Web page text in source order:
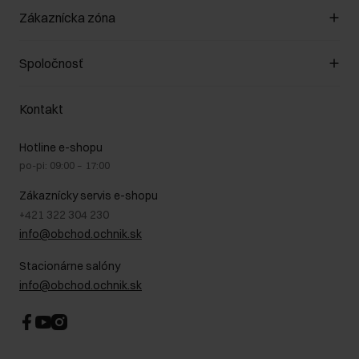
Spravovať súbory cookie
Spôsob platby
Vrátenie
Zákaznícka zóna
Zákazníky klub
Pravidlá propagácie
Starostlivosť o kožu
Bezpečné nakupovanie
Blog
Najčastejšie kladené otázky (FAQ)
Spoločnosť
O nás
GDPR - Zásady ochrany osobných údajov
Právne informácie
Kontakt
Hotline e-shopu
po-pi: 09:00 – 17:00
Zákaznícky servis e-shopu
+421 322 304 230
info@obchod.ochnik.sk
Stacionárne salóny
info@obchod.ochnik.sk